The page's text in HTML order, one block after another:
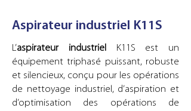
Aspirateur industriel K11S
L’aspirateur industriel
K11S est un
équipement triphasé puissant, robuste
et silencieux, conçu pour les opérations
de nettoyage industriel, d’aspiration et
d’optimisation des opérations de